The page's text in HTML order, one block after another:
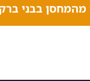
מהמחסן בבני